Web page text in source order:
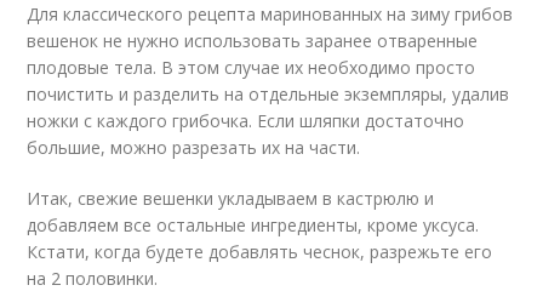
Для классического рецепта маринованных на зиму грибов
вешенок не нужно использовать заранее отваренные
плодовые тела. В этом случае их необходимо просто
почистить и разделить на отдельные экземпляры, удалив
ножки с каждого грибочка. Если шляпки достаточно
большие, можно разрезать их на части.
Итак, свежие вешенки укладываем в кастрюлю и
добавляем все остальные ингредиенты, кроме уксуса.
Кстати, когда будете добавлять чеснок, разрежьте его
на 2 половинки.